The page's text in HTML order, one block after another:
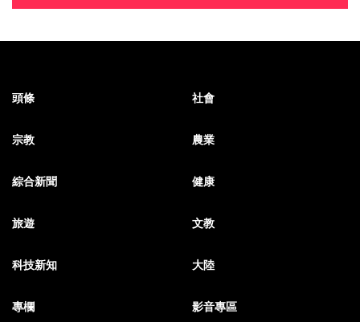
頭條 社會
宗教 農業
綜合新聞 健康
旅遊 文教
科技新知 大陸
專欄 影音專區